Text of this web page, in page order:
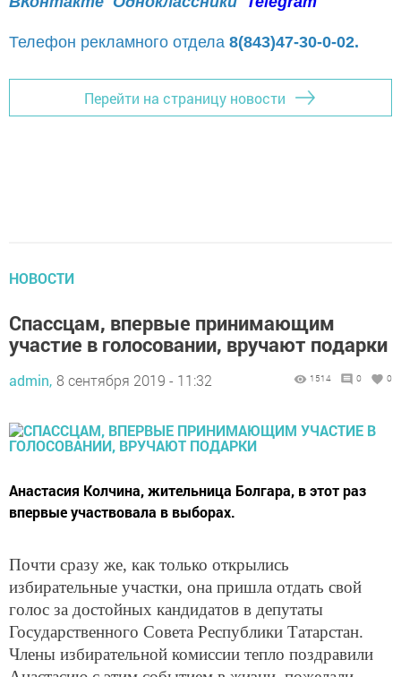
Телефон рекламного отдела 8(843)47-30-0-02.
Перейти на страницу новости
НОВОСТИ
Спассцам, впервые принимающим
участие в голосовании, вручают подарки
admin, 8 сентября 2019 - 11:32 1514 0 0
​​​​​​​Анастасия Колчина, жительница Болгара, в этот раз
впервые участвовала в выборах.
Почти сразу же, как только открылись
избирательные участки, она пришла отдать свой
голос за достойных кандидатов в депутаты
Государственного Совета Республики Татарстан.
Члены избирательной комиссии тепло поздравили